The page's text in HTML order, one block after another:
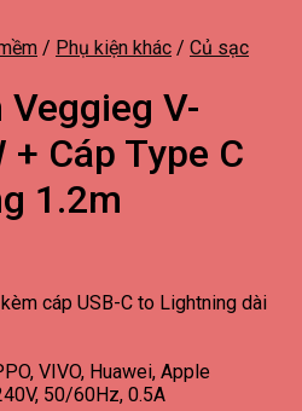
/ Phụ kiện khác / Củ sạc
Veggieg V-
Cáp Type C
1.2m
cáp USB-C to Lightning dài
VIVO, Huawei, Apple
50/60Hz, 0.5A